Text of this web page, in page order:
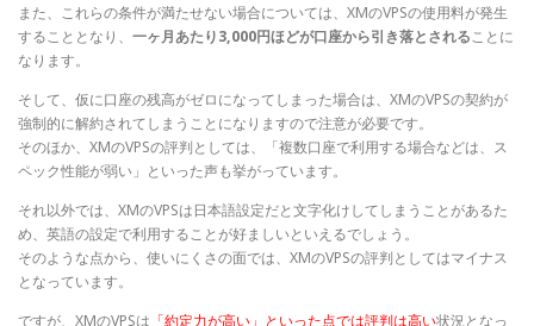
また、これらの条件が満たせない場合については、XMのVPSの使用料が発生
することとなり、 一ヶ月あたり3,000円ほどが口座から引き落とされることに
なります。
そして、仮に口座の残高がゼロになってしまった場合は、XMのVPSの契約が
強制的に解約されてしまうことになりますので注意が必要です。
そのほか、XMのVPSの評判としては、「複数口座で利用する場合などは、ス
ペック性能が弱い」といった声も挙がっています。
それ以外では、XMのVPSは日本語設定だと文字化けしてしまうことがあるた
め、英語の設定で利用することが好ましいといえるでしょう。
そのような点から、使いにくさの面では、XMのVPSの評判としてはマイナス
となっています。
ですが、XMのVPSは 「約定力が高い」といった点では評判は高い状況となっ